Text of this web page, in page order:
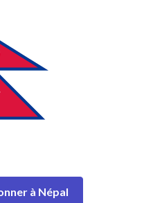
à Népal